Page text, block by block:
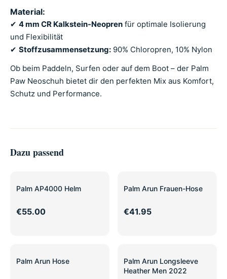
Material:
✔ 4 mm CR Kalkstein-Neopren für optimale Isolierung
und Flexibilität
✔ Stoffzusammensetzung: 90% Chloropren, 10% Nylon
Ob beim Paddeln, Surfen oder auf dem Boot – der Palm
Paw Neoschuh bietet dir den perfekten Mix aus Komfort,
Schutz und Performance.
Dazu passend
Palm AP4000 Helm
€55.00
Palm Arun Frauen-Hose
€41.95
Palm Arun Hose
Palm Arun Longsleeve
Heather Men 2022